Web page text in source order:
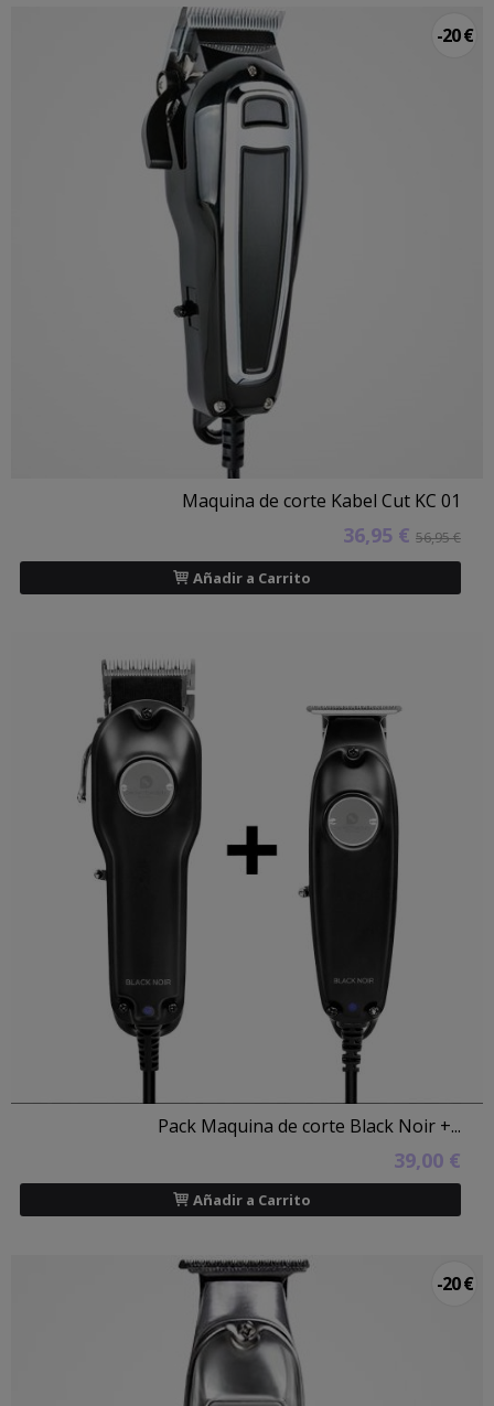
-20 €
Maquina de corte Kabel Cut KC 01
36,95 € 56,95 €
Añadir a Carrito
Pack Maquina de corte Black Noir +...
39,00 €
Añadir a Carrito
-20 €